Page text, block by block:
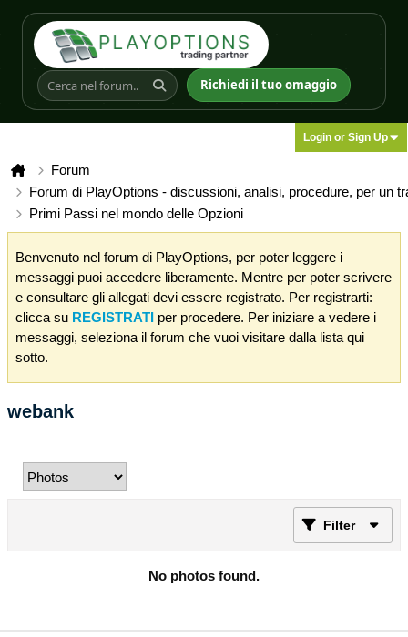
Richiedi il tuo omaggio
Login or Sign Up
Forum
Forum di PlayOptions - discussioni, analisi, procedure, per un
Primi Passi nel mondo delle Opzioni
Benvenuto nel forum di PlayOptions, per poter leggere i
messaggi puoi accedere liberamente. Mentre per poter scrivere
e consultare gli allegati devi essere registrato. Per registrarti:
clicca su REGISTRATI per procedere. Per iniziare a vedere i
messaggi, seleziona il forum che vuoi visitare dalla lista qui
sotto.
webank
Filter
No photos found.